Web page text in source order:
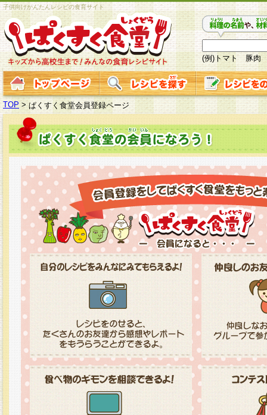
子供向けかんたんレシピの食育サイト
(例)トマト 豚肉
TOP > ぱくすく食堂会員登録ページ